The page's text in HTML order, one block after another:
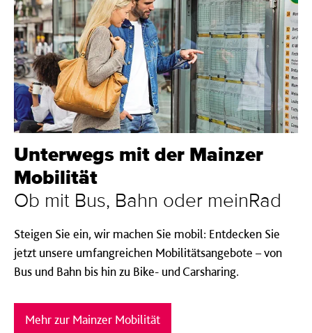
Unterwegs mit der Mainzer
Mobilität
Ob mit Bus, Bahn oder meinRad
Steigen Sie ein, wir machen Sie mobil: Entdecken Sie
jetzt unsere umfangreichen Mobilitätsangebote – von
Bus und Bahn bis hin zu Bike- und Carsharing.
Mehr zur Mainzer Mobilität